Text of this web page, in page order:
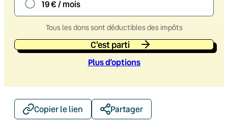
19 € / mois
Tous les dons sont déductibles des impôts
C'est parti
Plus d’options
Copier le lien Partager